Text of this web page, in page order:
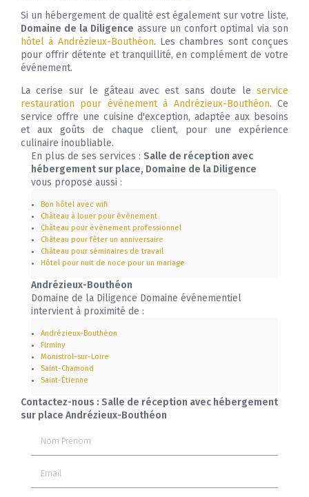
Si un hébergement de qualité est également sur votre liste,
Domaine de la Diligence assure un confort optimal via son
hôtel à Andrézieux-Bouthéon. Les chambres sont conçues
pour offrir détente et tranquillité, en complément de votre
événement.
La cerise sur le gâteau avec est sans doute le service
restauration pour évènement à Andrézieux-Bouthéon. Ce
service offre une cuisine d'exception, adaptée aux besoins
et aux goûts de chaque client, pour une expérience
culinaire inoubliable.
En plus de ses services : Salle de réception avec
hébergement sur place, Domaine de la Diligence
vous propose aussi :
Bon hôtel avec wifi
Château à louer pour évènement
Château pour évènement professionnel
Château pour fêter un anniversaire
Château pour séminaires de travail
Hôtel pour nuit de noce pour un mariage
Andrézieux-Bouthéon
Domaine de la Diligence Domaine événementiel
intervient à proximité de :
Andrézieux-Bouthéon
Firminy
Monistrol-sur-Loire
Saint-Chamond
Saint-Étienne
Contactez-nous : Salle de réception avec hébergement
sur place Andrézieux-Bouthéon